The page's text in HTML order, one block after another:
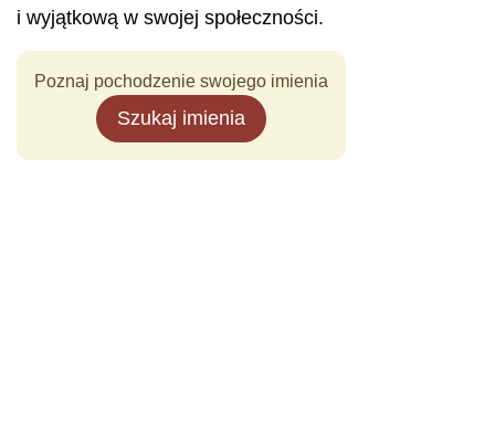
i wyjątkową w swojej społeczności.
Poznaj pochodzenie swojego imienia
Szukaj imienia